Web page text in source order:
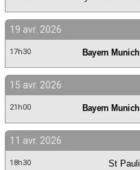
19 avr. 2026
17h30 Bayern Munich
15 avr. 2026
21h00 Bayern Munich
11 avr. 2026
18h30 St Pauli